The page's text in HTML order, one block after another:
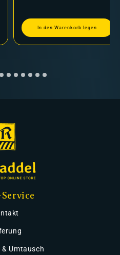
In den Warenkorb legen
& Umtausch